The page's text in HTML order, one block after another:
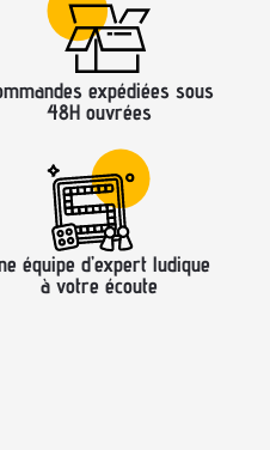
expédiées sous
48H ouvrées
équipe d’expert ludique
à votre écoute